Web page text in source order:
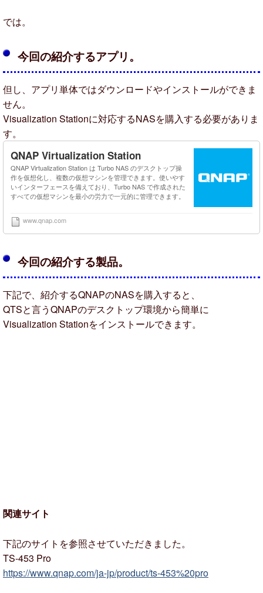
では。
今回の紹介するアプリ。
但し、アプリ単体ではダウンロードやインストールができま
せん。
Visualization Stationに対応するNASを購入する必要がありま
す。
QNAP Virtualization Station
QNAP Virtualization Station は Turbo NAS のデスクトップ操
作を仮想化し、複数の仮想マシンを管理できます。使いやす
いインターフェースを備えており、Turbo NAS で作成された
すべての仮想マシンを最小の労力で一元的に管理できます。
www.qnap.com
今回の紹介する製品。
下記で、紹介するQNAPのNASを購入すると、
QTSと言うQNAPのデスクトップ環境から簡単に
Visualization Stationをインストールできます。
関連サイト
下記のサイトを参照させていただきました。
TS-453 Pro
https://www.qnap.com/ja-jp/product/ts-453%20pro